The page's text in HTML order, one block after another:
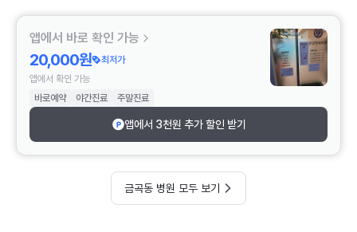
앱에서 바로 확인 가능
20,000원
최저가
앱에서 확인 가능
바로예약
야간진료 주말진료
앱에서 3천원 추가 할인 받기
금곡동 병원 모두 보기